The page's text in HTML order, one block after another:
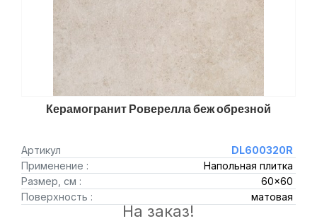
Керамогранит Роверелла беж обрезной
Артикул
DL600320R
Применение :
Напольная плитка
Размер, см :
60x60
Поверхность :
матовая
На заказ!